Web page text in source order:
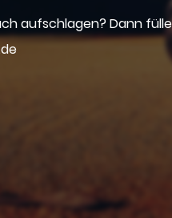
aufschlagen? Dann